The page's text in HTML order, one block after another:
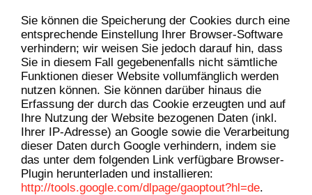
Sie können die Speicherung der Cookies durch eine
entsprechende Einstellung Ihrer Browser-Software
verhindern; wir weisen Sie jedoch darauf hin, dass
Sie in diesem Fall gegebenenfalls nicht sämtliche
Funktionen dieser Website vollumfänglich werden
nutzen können. Sie können darüber hinaus die
Erfassung der durch das Cookie erzeugten und auf
Ihre Nutzung der Website bezogenen Daten (inkl.
Ihrer IP-Adresse) an Google sowie die Verarbeitung
dieser Daten durch Google verhindern, indem sie
das unter dem folgenden Link verfügbare Browser-
Plugin herunterladen und installieren:
http://tools.google.com/dlpage/gaoptout?hl=de.